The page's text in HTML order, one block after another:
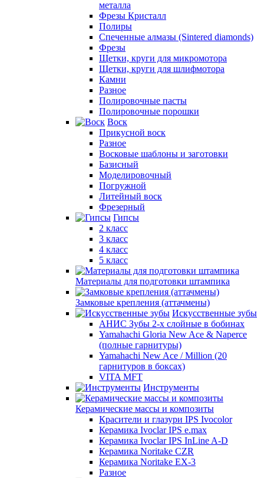
металла
Фрезы Кристалл
Полиры
Спеченные алмазы (Sintered diamonds)
Фрезы
Щетки, круги для микромотора
Щетки, круги для шлифмотора
Камни
Разное
Полировочные пасты
Полировочные порошки
Воск
Прикусной воск
Разное
Восковые шаблоны и заготовки
Базисный
Моделировочный
Погружной
Литейный воск
Фрезерный
Гипсы
2 класс
3 класс
4 класс
5 класс
Материалы для подготовки штампика
Замковые крепления (аттачмены)
Искусственные зубы
АНИС Зубы 2-х слойные в бобинах
Yamahachi Gloria New Ace & Naperce
(полные гарнитуры)
Yamahachi New Ace / Million (20
гарнитуров в боксах)
VITA MFT
Инструменты
Керамические массы и композиты
Красители и глазури IPS Ivocolor
Керамика Ivoclar IPS e.max
Керамика Ivoclar IPS InLine A-D
Керамика Noritake CZR
Керамика Noritake EX-3
Разное